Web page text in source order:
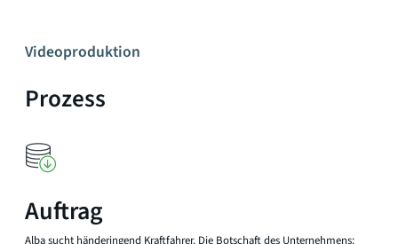
Videoproduktion
Prozess
Auftrag
Alba sucht händeringend Kraftfahrer. Die Botschaft des Unternehmens: